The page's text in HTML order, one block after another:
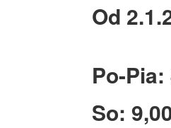
Od
Po-Pia:
So: